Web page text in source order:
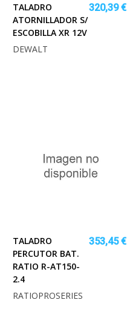
TALADRO
ATORNILLADOR S/
ESCOBILLA XR 12V
320,39 €
DEWALT
TALADRO
PERCUTOR BAT.
RATIO R-AT150-
2.4
353,45 €
RATIOPROSERIES